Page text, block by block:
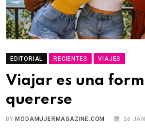
EDITORIAL RECIENTES VIAJES
Viajar es una
quererse
BYMODAMUJERMAGAZINE.COM 26